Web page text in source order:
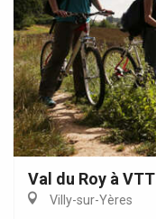
Val du Roy à VTT
Villy-sur-Yères